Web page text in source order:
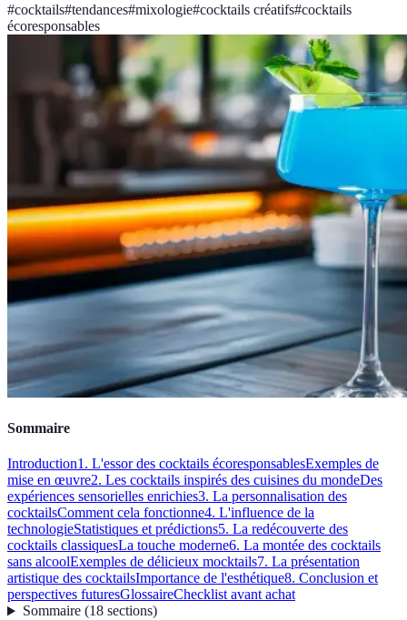
#cocktails#tendances#mixologie#cocktails créatifs#cocktails
écoresponsables
Sommaire
Introduction1. L'essor des cocktails écoresponsablesExemples de
mise en œuvre2. Les cocktails inspirés des cuisines du mondeDes
expériences sensorielles enrichies3. La personnalisation des
cocktailsComment cela fonctionne4. L'influence de la
technologieStatistiques et prédictions5. La redécouverte des
cocktails classiquesLa touche moderne6. La montée des cocktails
sans alcoolExemples de délicieux mocktails7. La présentation
artistique des cocktailsImportance de l'esthétique8. Conclusion et
perspectives futuresGlossaireChecklist avant achat
Sommaire(18 sections)